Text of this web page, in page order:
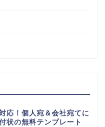
応！個人宛＆会社宛てに
状の無料テンプレート